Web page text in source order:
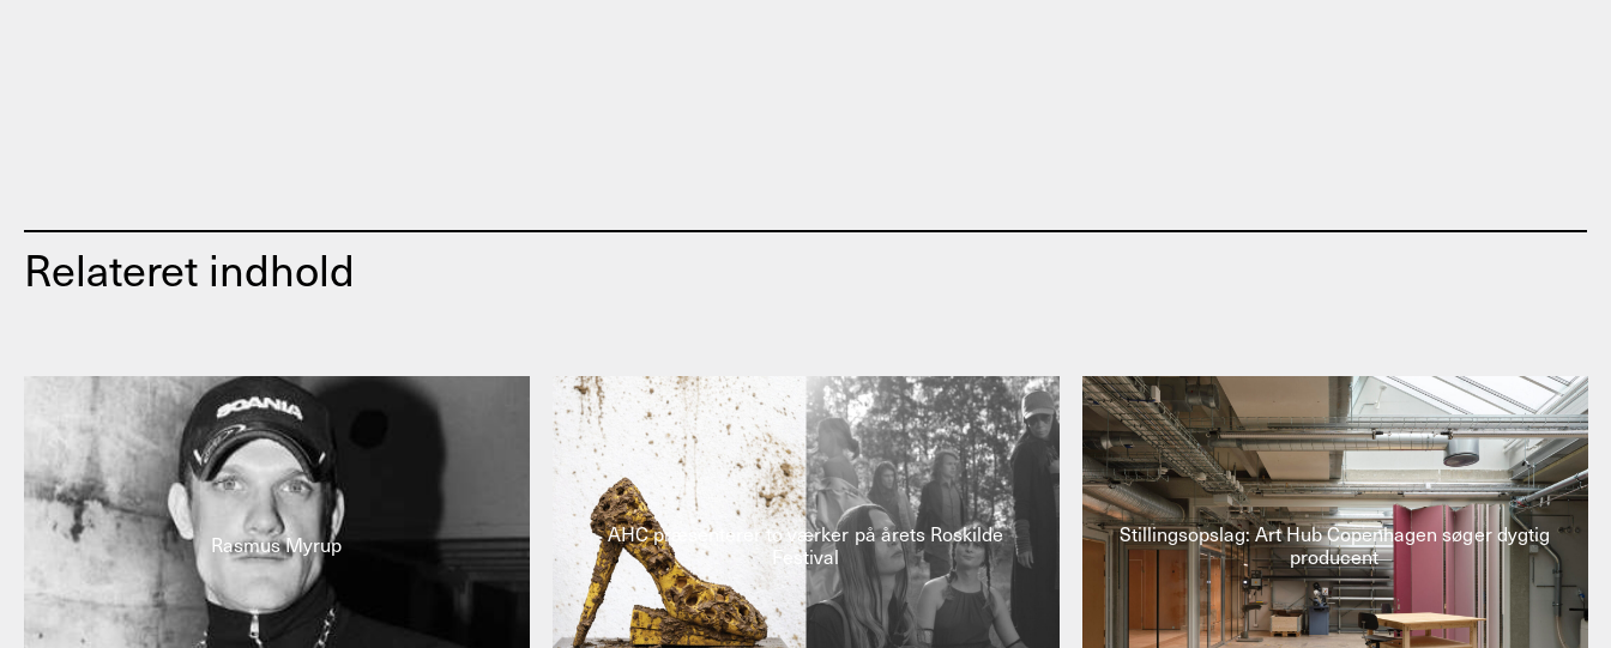
Relateret indhold
Rasmus Myrup AHC præsenterer to værker på årets Roskilde
Festival
Stillingsopslag: Art Hub Copenhagen søger dygtig
producent